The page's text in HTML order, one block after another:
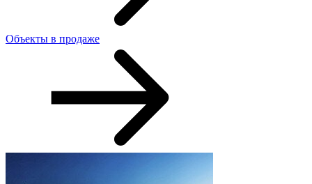
Объекты в продаже